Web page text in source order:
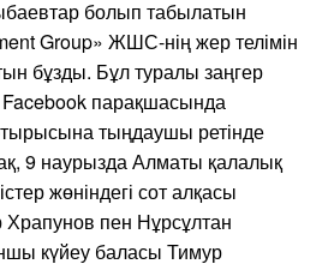
болып табылатын
Group» ЖШС-нің жер телімін
бұзды. Бұл туралы заңгер
парақшасында
тыңдаушы ретінде
9 наурызда Алматы қалалық
жөніндегі сот алқасы
Храпунов пен Нұрсұлтан
күйеу баласы Тимур